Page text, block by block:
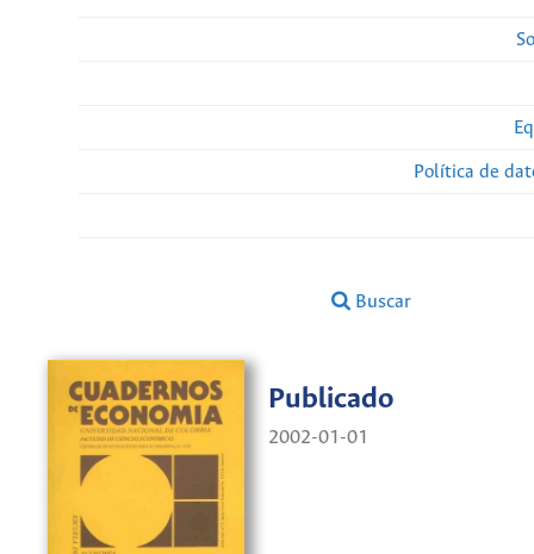
Política de
Buscar
Publicado
2002-01-01